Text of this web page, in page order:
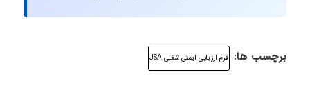
برچسب ها: فرم ارزیابی ایمنی شغلی JSA